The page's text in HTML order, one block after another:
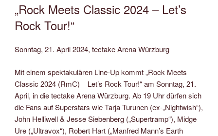
„Rock Meets Classic 2024 – Let’s
Rock Tour!“
Sonntag, 21. April 2024, tectake Arena Würzburg
Mit einem spektakulären Line-Up kommt „Rock Meets
Classic 2024 (RmC) _ Let’s Rock Tour!“ am Sonntag, 21.
April, in die tectake Arena Würzburg. Ab 19 Uhr dürfen sich
die Fans auf Superstars wie Tarja Turunen (ex-„Nightwish“),
John Helliwell & Jesse Siebenberg („Supertramp“), Midge
Ure („Ultravox“), Robert Hart („Manfred Mann’s Earth